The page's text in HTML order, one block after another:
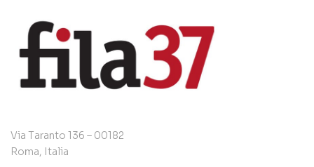
Via Taranto 136 – 00182
Roma, Italia